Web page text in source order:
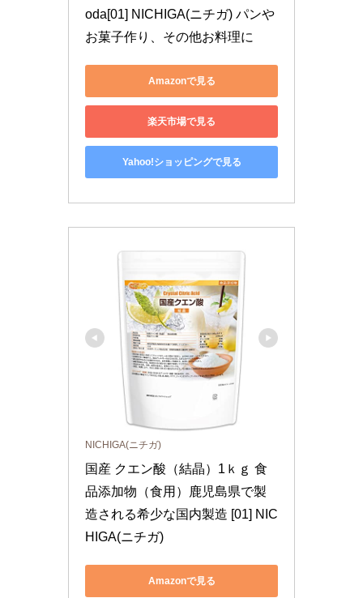
oda[01] NICHIGA(ニチガ) パンや
お菓子作り、その他お料理に
Amazonで見る
楽天市場で見る
Yahoo!ショッピングで見る
NICHIGA(ニチガ)
国産 クエン酸（結晶）1ｋｇ 食
品添加物（食用）鹿児島県で製
造される希少な国内製造 [01] NIC
HIGA(ニチガ)
Amazonで見る